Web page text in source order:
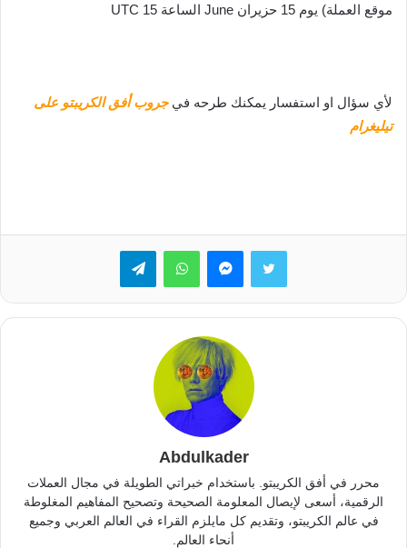
موقع العملة) يوم 15 حزيران June الساعة 15 UTC
لأي سؤال او استفسار يمكنك طرحه فيجروب أفق الكريبتو على
تيليغرام
تويتر ماسنجرواتساب تيلقرام
Abdulkader
محرر في أفق الكريبتو. باستخدام خبراتي الطويلة في مجال العملات
الرقمية، أسعى لإيصال المعلومة الصحيحة وتصحيح المفاهيم المغلوطة
في عالم الكريبتو، وتقديم كل مايلزم القراء في العالم العربي وجميع
أنحاء العالم.